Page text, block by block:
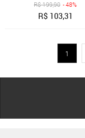
R$199,90 - 48%
R$ 103,31
1